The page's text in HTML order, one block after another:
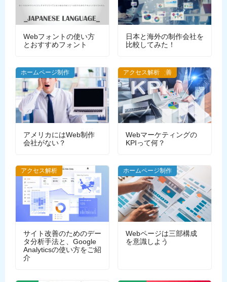
Webフォントの使い方
とおすすめフォント
日本と海外の制作会社を
比較してみた！
ホームページ制作
アメリカにはWeb制作
会社がない？
ホームページ改善
アクセス解析
Webマーケティングの
KPIって何？
アクセス解析
サイト改善のためのデー
タ分析手法と、Google
Analyticsの使い方をご紹
介
ホームページ制作
Webページは三部構成
を意識しよう